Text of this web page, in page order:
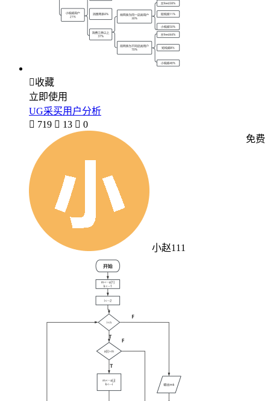
收藏
立即使用
UG采买用户分析
 719  13  0
小赵111
免费